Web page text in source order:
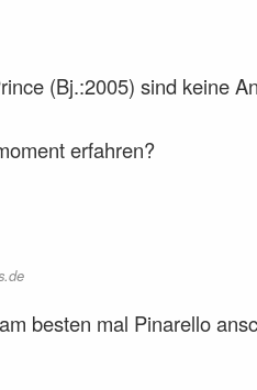
(Bj.:2005) sind keine
erfahren?
besten mal Pinarello